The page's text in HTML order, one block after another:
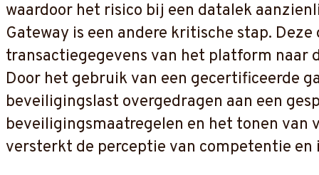
waardoor het risico bij een datalek
Gateway is een andere kritische stap.
transactiegegevens van het platform
Door het gebruik van een gecertificeerde
beveiligingslast overgedragen aan een
beveiligingsmaatregelen en het tonen van
versterkt de perceptie van competentie